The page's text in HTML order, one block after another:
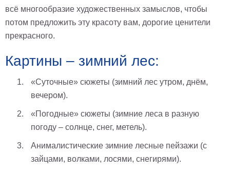
Мотивирующие
Города
Нью
Посмотреть
Багетная
мастерская
всё многообразие художественных замыслов, чтобы
потом предложить эту красоту вам, дорогие ценители
прекрасного.
Картины – зимний лес:
«Суточные» сюжеты (зимний лес утром, днём,
вечером).
«Погодные» сюжеты (зимние леса в разную
погоду – солнце, снег, метель).
Анималистические зимние лесные пейзажи (с
зайцами, волками, лосями, снегирями).